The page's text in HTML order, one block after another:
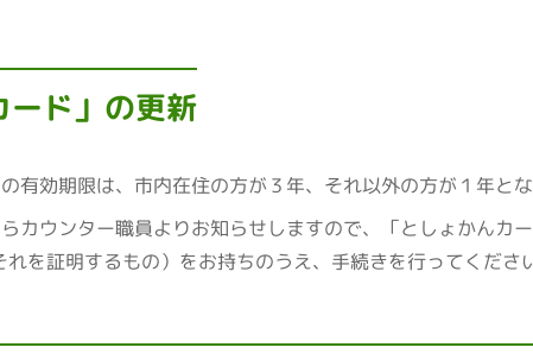
ード」の更新
有効期限は、市内在住の方が３年、それ以外の方が１年とな
カウンター職員よりお知らせしますので、「としょかんカ
を証明するもの）をお持ちのうえ、手続きを行ってくださ